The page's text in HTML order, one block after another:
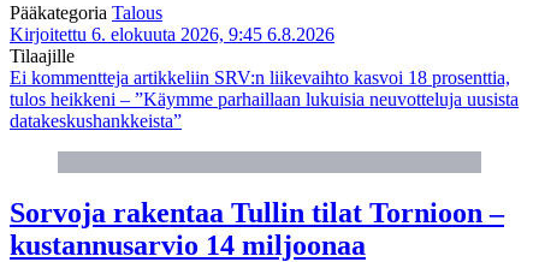
Pääkategoria Talous
Kirjoitettu 6. elokuuta 2026, 9:45 6.8.2026
Tilaajille
Ei kommentteja artikkeliin SRV:n liikevaihto kasvoi 18 prosenttia,
tulos heikkeni – ”Käymme parhaillaan lukuisia neuvotteluja uusista
datakeskushankkeista”
Sorvoja rakentaa Tullin tilat Tornioon –
kustannusarvio 14 miljoonaa